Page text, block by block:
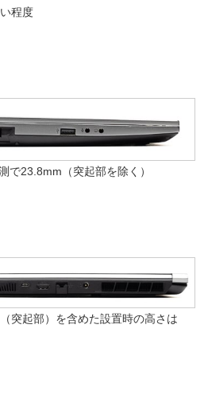
程度
で23.8mm（突起部を除く）
突起部）を含めた設置時の高さは